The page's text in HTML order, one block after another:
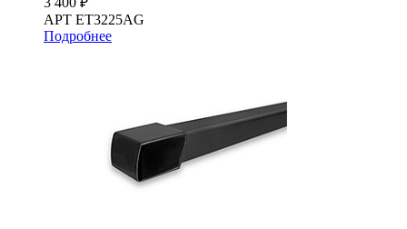
АРТ ET3225AG
Подробнее